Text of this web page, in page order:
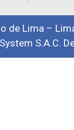
de Lima –
S.A.C.